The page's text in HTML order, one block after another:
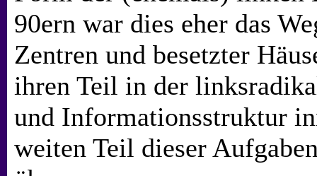
90ern war dies eher das
Zentren und besetzter
ihren Teil in der
und Informationsstruktur
weiten Teil dieser